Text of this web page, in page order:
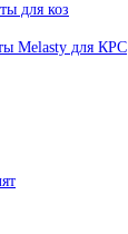
для коз
Melasty для КРС